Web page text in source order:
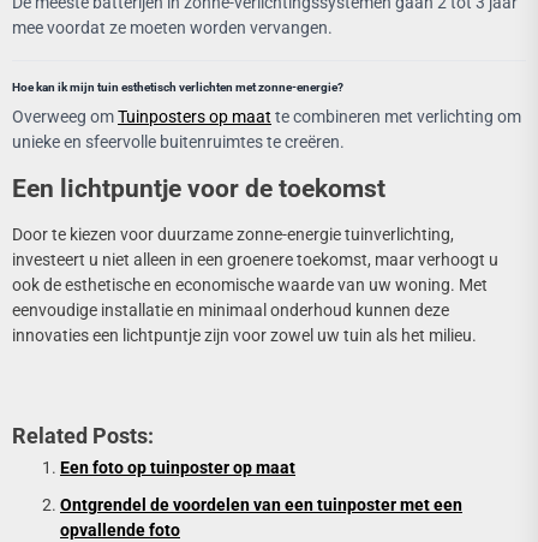
mee voordat ze moeten worden vervangen.
Hoe kan ik mijn tuin esthetisch verlichten met zonne-energie?
Overweeg omTuinposters op maat te combineren met verlichting om
unieke en sfeervolle buitenruimtes te creëren.
Een lichtpuntje voor de toekomst
Door te kiezen voor duurzame zonne-energie tuinverlichting,
investeert u niet alleen in een groenere toekomst, maar verhoogt u
ook de esthetische en economische waarde van uw woning. Met
eenvoudige installatie en minimaal onderhoud kunnen deze
innovaties een lichtpuntje zijn voor zowel uw tuin als het milieu.
Related Posts:
Een foto op tuinposter op maat
Ontgrendel de voordelen van een tuinposter met een
opvallende foto